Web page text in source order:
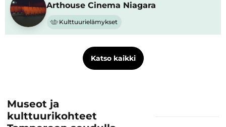
Arthouse Cinema Niagara
Kulttuurielämykset
Katso kaikki
Museot ja
kulttuurikohteet